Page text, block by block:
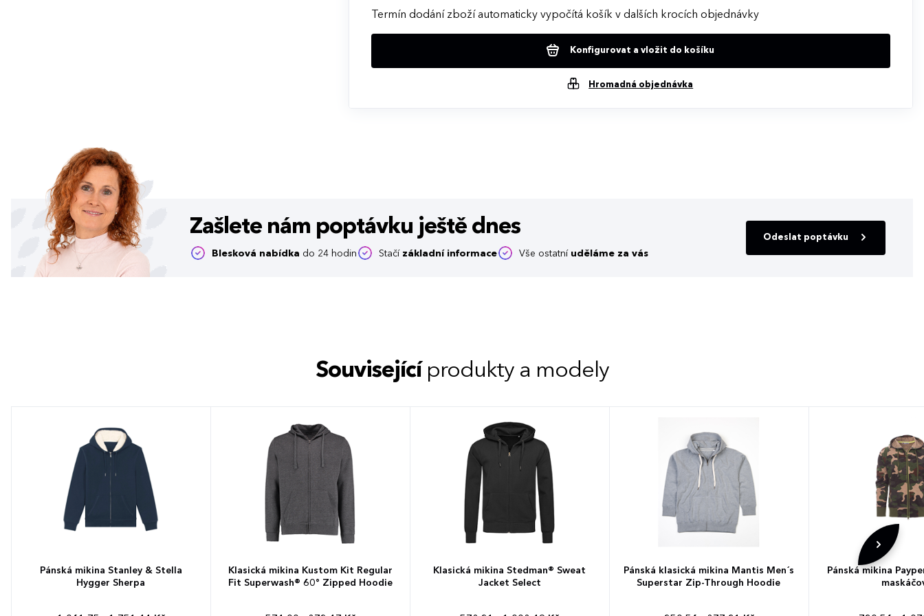
Termín dodání zboží automaticky vypočítá košík v dalších krocích objednávky
Konfigurovat a vložit do košíku
Hromadná objednávka
Zašlete nám poptávku ještě dnes
Blesková nabídka do 24 hodin Stačí základní informace Vše ostatní uděláme za vás
Odeslat poptávku
Související produkty a modely
Pánská mikina Stanley & Stella
Hygger Sherpa
Klasická mikina Kustom Kit Regular
Fit Superwash® 60° Zipped Hoodie
Klasická mikina Stedman® Sweat
Jacket Select
Pánská klasická mikina Mantis Men´s
Superstar Zip-Through Hoodie
Pánská mikina